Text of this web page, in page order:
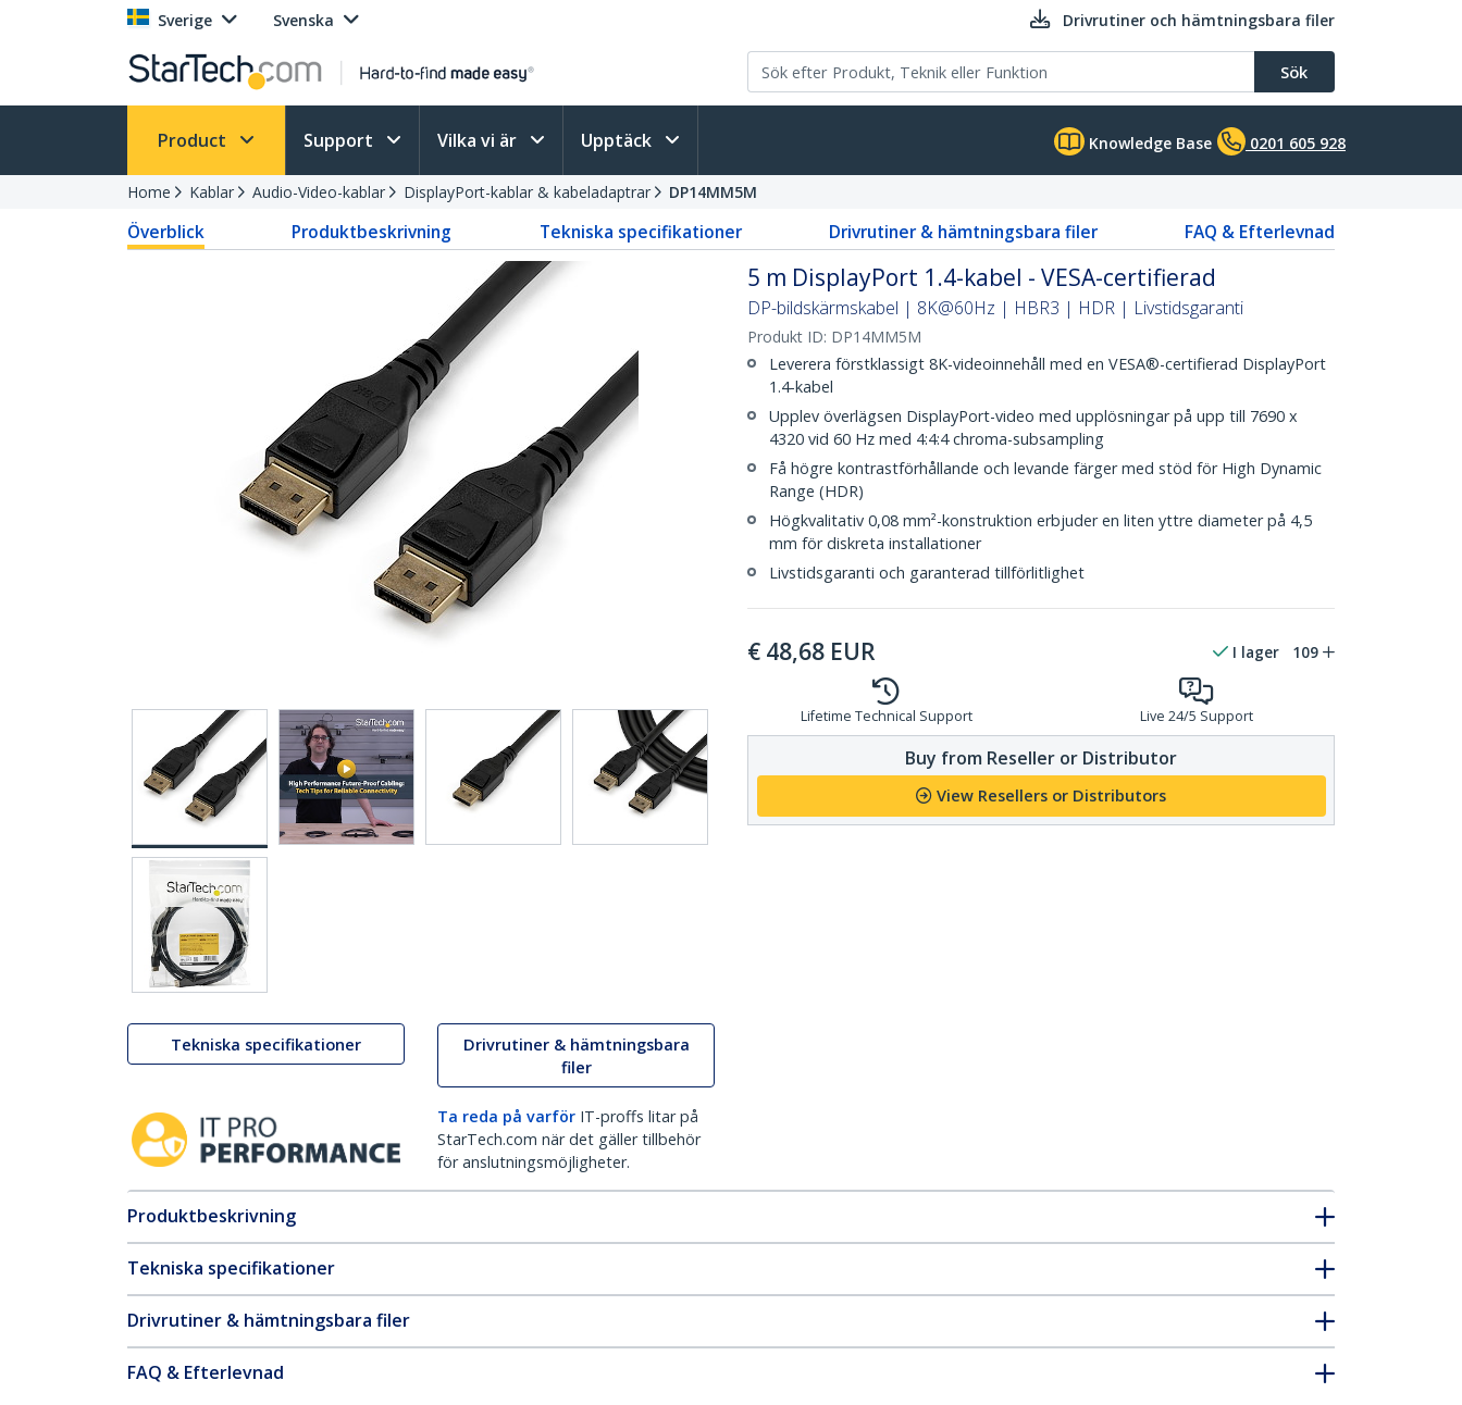
Sverige Svenska Drivrutiner och hämtningsbara filer
Sök
Product Support Vilka vi är Upptäck Knowledge Base 0201 605 928
Home Kablar Audio-Video-kablar DisplayPort-kablar & kabeladaptrar DP14MM5M
Överblick Produktbeskrivning Tekniska specifikationer Drivrutiner & hämtningsbara filer FAQ & Efterlevnad
Tekniska specifikationer
Drivrutiner & hämtningsbara
filer
Ta reda på varför IT-proffs litar på
StarTech.com när det gäller tillbehör
för anslutningsmöjligheter.
5 m DisplayPort 1.4-kabel - VESA-certifierad
DP-bildskärmskabel | 8K@60Hz | HBR3 | HDR | Livstidsgaranti
Produkt ID: DP14MM5M
Leverera förstklassigt 8K-videoinnehåll med en VESA®-certifierad DisplayPort
1.4-kabel
Upplev överlägsen DisplayPort-video med upplösningar på upp till 7690 x
4320 vid 60 Hz med 4:4:4 chroma-subsampling
Få högre kontrastförhållande och levande färger med stöd för High Dynamic
Range (HDR)
Högkvalitativ 0,08 mm²-konstruktion erbjuder en liten yttre diameter på 4,5
mm för diskreta installationer
Livstidsgaranti och garanterad tillförlitlighet
€ 48,68 EUR I lager 109
Lifetime Technical Support Live 24/5 Support
Buy from Reseller or Distributor
View Resellers or Distributors
Produktbeskrivning
Tekniska specifikationer
Drivrutiner & hämtningsbara filer
FAQ & Efterlevnad